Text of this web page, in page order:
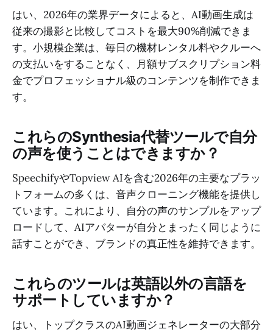
はい、2026年の業界データによると、AI動画生成は
従来の撮影と比較してコストを最大90%削減できま
す。小規模企業は、毎日の機材レンタル料やクルーへ
の支払いをすることなく、月額サブスクリプション料
金でプロフェッショナル級のコンテンツを制作できま
す。
これらのSynthesia代替ツールで自分
の声を使うことはできますか？
SpeechifyやTopview AIを含む2026年の主要なプラッ
トフォームの多くは、音声クローニング機能を提供し
ています。これにより、自分の声のサンプルをアップ
ロードして、AIアバターが自分とまったく同じように
話すことができ、ブランドの真正性を維持できます。
これらのツールは英語以外の言語を
サポートしていますか？
はい、トップクラスのAI動画ジェネレーターの大部分